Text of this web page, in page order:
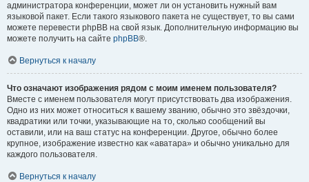
администратора конференции, может ли он установить нужный вам
языковой пакет. Если такого языкового пакета не существует, то вы сами
можете перевести phpBB на свой язык. Дополнительную информацию вы
можете получить на сайте phpBB®.
Вернуться к началу
Что означают изображения рядом с моим именем пользователя?
Вместе с именем пользователя могут присутствовать два изображения.
Одно из них может относиться к вашему званию, обычно это звёздочки,
квадратики или точки, указывающие на то, сколько сообщений вы
оставили, или на ваш статус на конференции. Другое, обычно более
крупное, изображение известно как «аватара» и обычно уникально для
каждого пользователя.
Вернуться к началу